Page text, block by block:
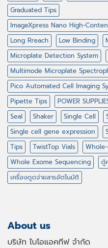
Graduated Tips
ImageXpress Nano High-
Long Rreach
Low Binding
Microplate Detection System
Multimode Microplate
Pico Automated Cell Imaging
Pipette Tips
POWER
Seal
Shaker Single Cell
Single cell gene expression
Tips
TwistTop Vials
Whole Exome Sequencing
ตู้
เครื่องดูดจ่ายสารอัตโนมัติ
About us
บริษัท ไบโอแอคทีฟ จำกัด